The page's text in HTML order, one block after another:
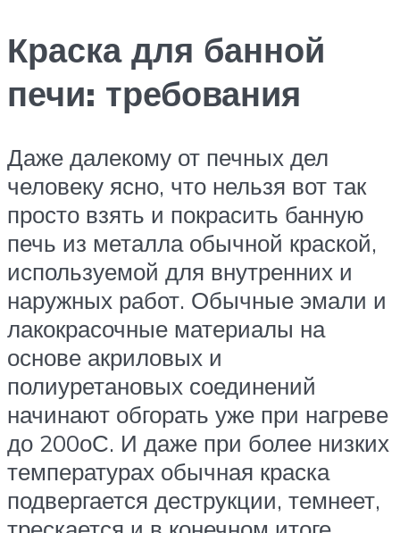
Краска для банной
печи: требования
Даже далекому от печных дел
человеку ясно, что нельзя вот так
просто взять и покрасить банную
печь из металла обычной краской,
используемой для внутренних и
наружных работ. Обычные эмали и
лакокрасочные материалы на
основе акриловых и
полиуретановых соединений
начинают обгорать уже при нагреве
до 200оС. И даже при более низких
температурах обычная краска
подвергается деструкции, темнеет,